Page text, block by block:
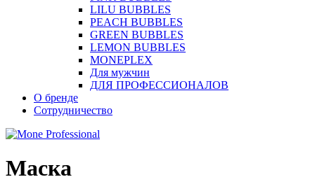
LILU BUBBLES
PEACH BUBBLES
GREEN BUBBLES
LEMON BUBBLES
MONEPLEX
Для мужчин
ДЛЯ ПРОФЕССИОНАЛОВ
О бренде
Сотрудничество
Маска